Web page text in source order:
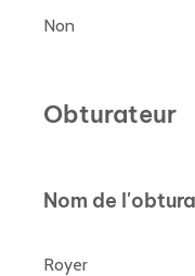
Non
Obturateur
Nom de
Royer